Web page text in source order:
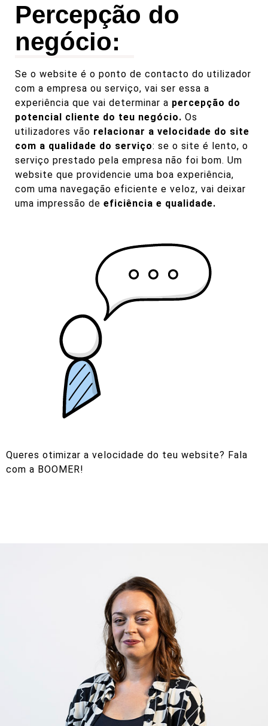
Percepção do
negócio:
Se o website é o ponto de contacto do utilizador
com a empresa ou serviço, vai ser essa a
experiência que vai determinar a percepção do
potencial cliente do teu negócio. Os
utilizadores vão relacionar a velocidade do site
com a qualidade do serviço: se o site é lento, o
serviço prestado pela empresa não foi bom. Um
website que providencie uma boa experiência,
com uma navegação eficiente e veloz, vai deixar
uma impressão de eficiência e qualidade.
Queres otimizar a velocidade do teu website? Fala
com a BOOMER!